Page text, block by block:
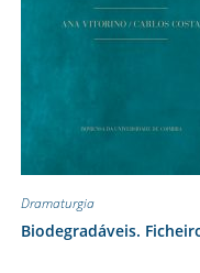
Dramaturgia
Biodegradáveis.